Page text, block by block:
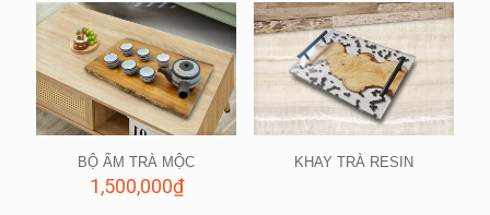
BỘ ẤM TRÀ MỘC
1,500,000₫
KHAY TRÀ RESIN